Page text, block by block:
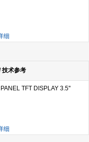
细
技术参考
TFT DISPLAY 3.5''
细